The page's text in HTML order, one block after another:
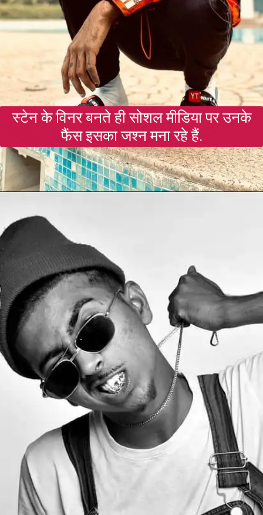
स्टेन के विनर बनते ही सोशल मीडिया पर उनके
फैंस इसका जश्न मना रहे हैं.